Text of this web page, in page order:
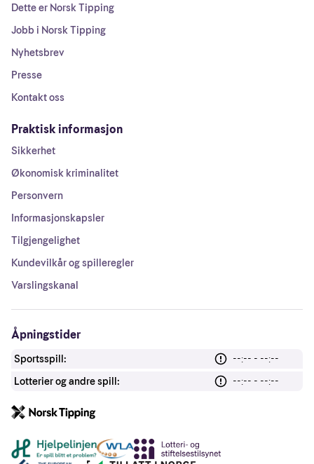
Dette er Norsk Tipping
Jobb i Norsk Tipping
Nyhetsbrev
Presse
Kontakt oss
Praktisk informasjon
Sikkerhet
Økonomisk kriminalitet
Personvern
Informasjonskapsler
Tilgjengelighet
Kundevilkår og spilleregler
Varslingskanal
Åpningstider
Sportsspill:
--:-- - --:--
Lotterier og andre spill:
--:-- - --:--
Andre lenker